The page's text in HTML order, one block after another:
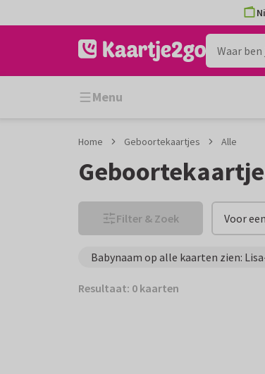
naar
naar
Menu
Home Geboortekaartjes Alle
Filter & Zoek Voor
Babynaam op alle kaarten zien:
Resultaat: 0 kaarten